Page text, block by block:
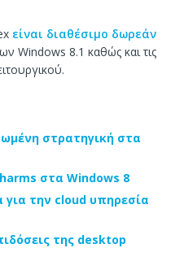
είναι διαθέσιμο δωρεάν
Windows 8.1 καθώς και τις
στρατηγική στα
στα Windows 8
την cloud υπηρεσία
της desktop